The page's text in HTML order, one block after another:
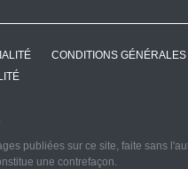
CONDITIONS
publiées sur ce site, faite sans
une contrefaçon.